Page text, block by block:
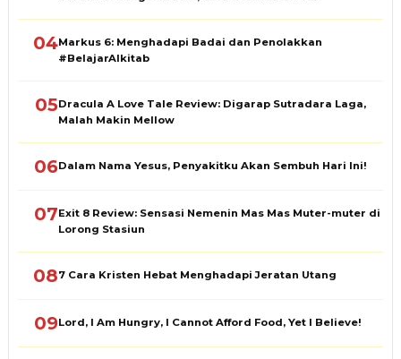
04Markus 6: Menghadapi Badai dan Penolakkan
#BelajarAlkitab
05Dracula A Love Tale Review: Digarap Sutradara Laga,
Malah Makin Mellow
06Dalam Nama Yesus, Penyakitku Akan Sembuh Hari Ini!
07Exit 8 Review: Sensasi Nemenin Mas Mas Muter-muter di
Lorong Stasiun
087 Cara Kristen Hebat Menghadapi Jeratan Utang
09Lord, I Am Hungry, I Cannot Afford Food, Yet I Believe!